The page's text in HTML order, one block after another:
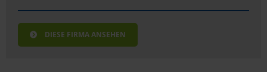
DIESE FIRMA ANSEHEN